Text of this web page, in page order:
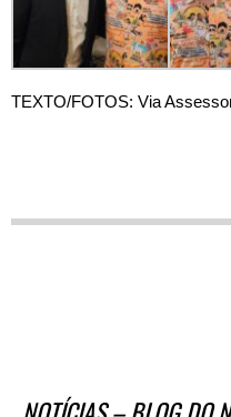
TEXTO/FOTOS: Via